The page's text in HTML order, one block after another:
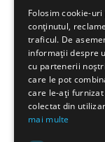
Folosim cookie-
conținutul,
traficul. De
informații despre
cu partenerii
care le pot
care le-ați
colectat din
mai multe